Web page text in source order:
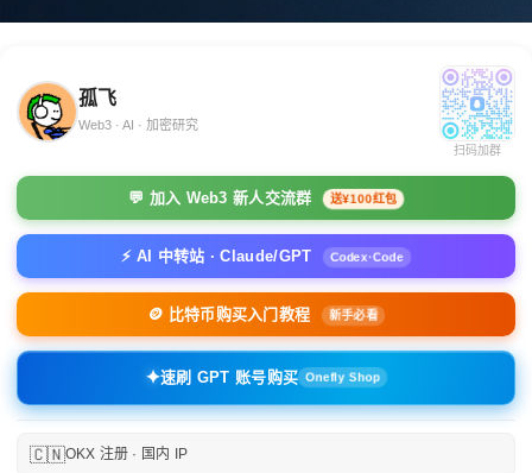
孤飞
Web3 · AI · 加密研究
扫码加群
💬 加入 Web3 新人交流群 送¥100红包
⚡ AI 中转站 · Claude/GPT Codex·Code
🪙 比特币购买入门教程 新手必看
✦速刷 GPT 账号购买 Onefly Shop
🇨🇳OKX 注册 · 国内 IP